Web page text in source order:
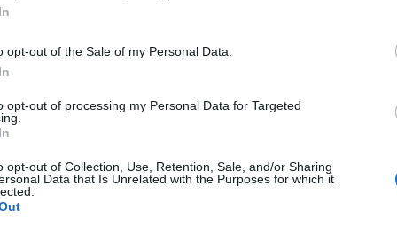
opt-out of the Sale of my Personal Data.
opt-out of processing my Personal Data for Targeted
opt-out of Collection, Use, Retention, Sale, and/or Sharing
Data that Is Unrelated with the Purposes for which it
Halas Adelaida
Palásthy Bea
Tóth Zsanett